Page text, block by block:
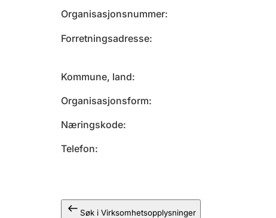
Organisasjonsnummer
Forretningsadresse
Kommune, land
Organisasjonsform
Næringskode
Telefon
Søk i Virksomhetsopplysninger